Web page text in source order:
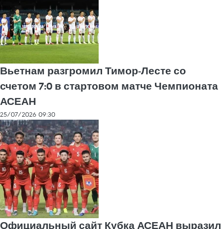
Вьетнам разгромил Тимор-Лесте со
счетом 7:0 в стартовом матче Чемпионата
АСЕАН
25/07/2026 09:30
Официальный сайт Кубка АСЕАН выразил